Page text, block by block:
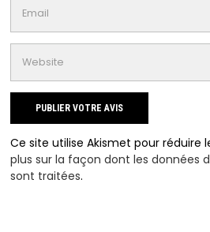
Ce site utilise Akismet pour réduire
plus sur la façon dont les données
sont traitées.